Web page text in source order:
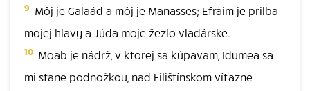
9 Môj je Galaád a môj je Manasses; Efraim je prilba
mojej hlavy a Júda moje žezlo vladárske.
10 Moab je nádrž, v ktorej sa kúpavam, Idumea sa
mi stane podnožkou, nad Filištínskom víťazne